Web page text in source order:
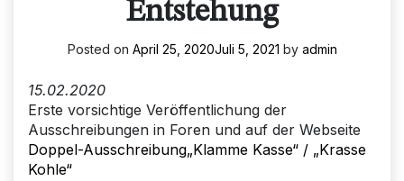
Entstehung
Posted on April 25, 2020Juli 5, 2021 by admin
15.02.2020
Erste vorsichtige Veröffentlichung der
Ausschreibungen in Foren und auf der Webseite
Doppel-Ausschreibung„Klamme Kasse“ / „Krasse
Kohle“